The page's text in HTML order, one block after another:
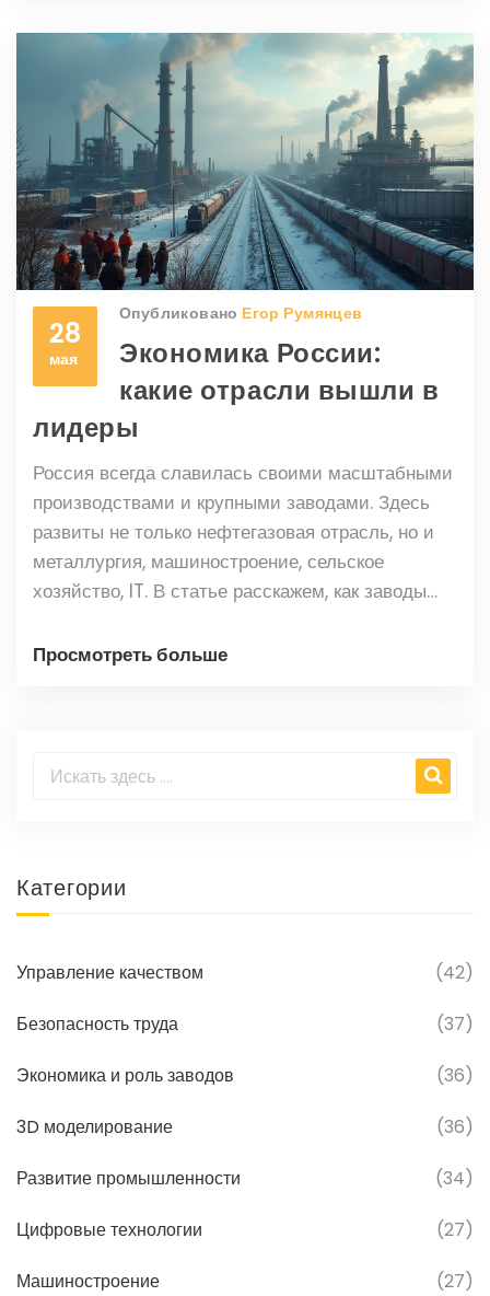
28
мая
Опубликовано Егор Румянцев
Экономика России:
какие отрасли вышли в
лидеры
Россия всегда славилась своими масштабными
производствами и крупными заводами. Здесь
развиты не только нефтегазовая отрасль, но и
металлургия, машиностроение, сельское
хозяйство, IT. В статье расскажем, как заводы
почему одни отрасли уверенно держат первые
Просмотреть больше
Категории
Управление качеством (42)
Безопасность труда (37)
Экономика и роль заводов (36)
3D моделирование (36)
Развитие промышленности (34)
Цифровые технологии (27)
Машиностроение (27)